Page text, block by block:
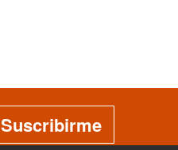
Suscribirme